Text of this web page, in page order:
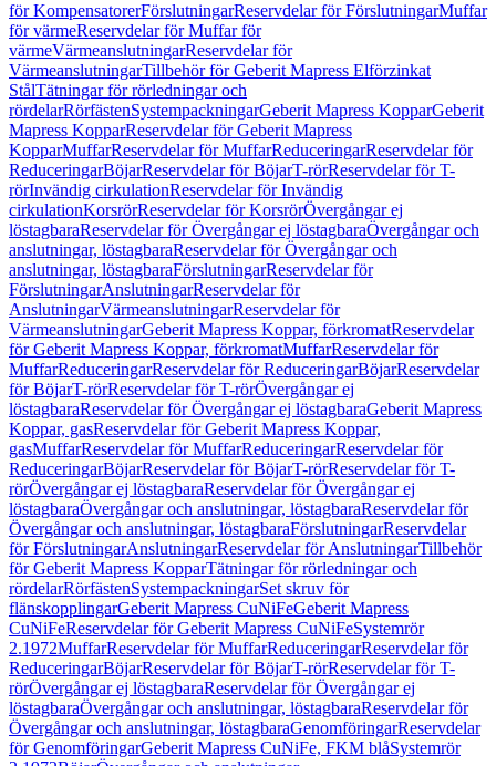
för KompensatorerFörslutningarReservdelar för FörslutningarMuffar
för värmeReservdelar för Muffar för
värmeVärmeanslutningarReservdelar för
VärmeanslutningarTillbehör för Geberit Mapress Elförzinkat
StålTätningar för rörledningar och
rördelarRörfästenSystempackningarGeberit Mapress KopparGeberit
Mapress KopparReservdelar för Geberit Mapress
KopparMuffarReservdelar för MuffarReduceringarReservdelar för
ReduceringarBöjarReservdelar för BöjarT-rörReservdelar för T-
rörInvändig cirkulationReservdelar för Invändig
cirkulationKorsrörReservdelar för KorsrörÖvergångar ej
löstagbaraReservdelar för Övergångar ej löstagbaraÖvergångar och
anslutningar, löstagbaraReservdelar för Övergångar och
anslutningar, löstagbaraFörslutningarReservdelar för
FörslutningarAnslutningarReservdelar för
AnslutningarVärmeanslutningarReservdelar för
VärmeanslutningarGeberit Mapress Koppar, förkromatReservdelar
för Geberit Mapress Koppar, förkromatMuffarReservdelar för
MuffarReduceringarReservdelar för ReduceringarBöjarReservdelar
för BöjarT-rörReservdelar för T-rörÖvergångar ej
löstagbaraReservdelar för Övergångar ej löstagbaraGeberit Mapress
Koppar, gasReservdelar för Geberit Mapress Koppar,
gasMuffarReservdelar för MuffarReduceringarReservdelar för
ReduceringarBöjarReservdelar för BöjarT-rörReservdelar för T-
rörÖvergångar ej löstagbaraReservdelar för Övergångar ej
löstagbaraÖvergångar och anslutningar, löstagbaraReservdelar för
Övergångar och anslutningar, löstagbaraFörslutningarReservdelar
för FörslutningarAnslutningarReservdelar för AnslutningarTillbehör
för Geberit Mapress KopparTätningar för rörledningar och
rördelarRörfästenSystempackningarSet skruv för
flänskopplingarGeberit Mapress CuNiFeGeberit Mapress
CuNiFeReservdelar för Geberit Mapress CuNiFeSystemrör
2.1972MuffarReservdelar för MuffarReduceringarReservdelar för
ReduceringarBöjarReservdelar för BöjarT-rörReservdelar för T-
rörÖvergångar ej löstagbaraReservdelar för Övergångar ej
löstagbaraÖvergångar och anslutningar, löstagbaraReservdelar för
Övergångar och anslutningar, löstagbaraGenomföringarReservdelar
för GenomföringarGeberit Mapress CuNiFe, FKM blåSystemrör